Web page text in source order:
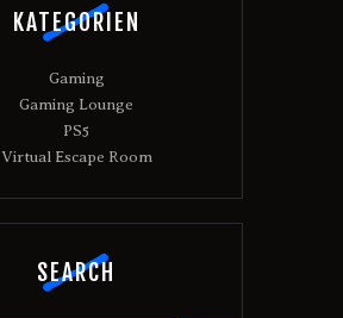
KATEGORIEN
Gaming
Gaming Lounge
PS5
Virtual Escape Room
SEARCH